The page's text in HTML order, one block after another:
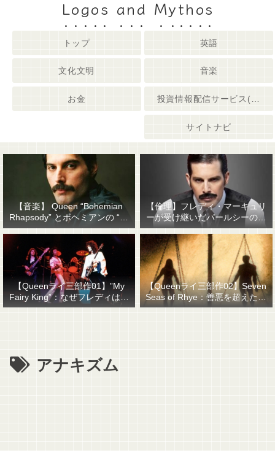
Logos and Mythos
トップ 英語
文化文明 音楽
お金
サイトナビ
【音楽】 Queen “Bohemian
Rhapsody” とボヘミアンの “他
人事感”
【倫理】フレディ・マーキュリ
ーが受け継いだパールシーの精
神遺産
【Queenライ三部作01】”My
Fairy King”：なぜフレディはマ
ーキュリーと名乗ったのか？
【Queenライ三部作02】Seven
Seas of Rhye：善悪を超えたも
のを善悪で裁くということ
アナキズム